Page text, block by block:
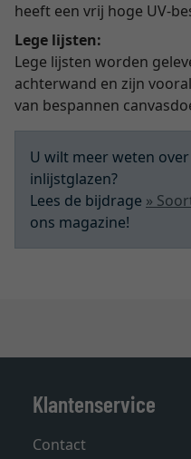
heeft een vrij hoge UV-
Lege lijsten:
Lege lijsten worden
achterwand en zijn
van bespannen
U wilt meer weten
inlijstglazen?
Lees de bijdrage »
ons magazine!
Klantenservice
Contact